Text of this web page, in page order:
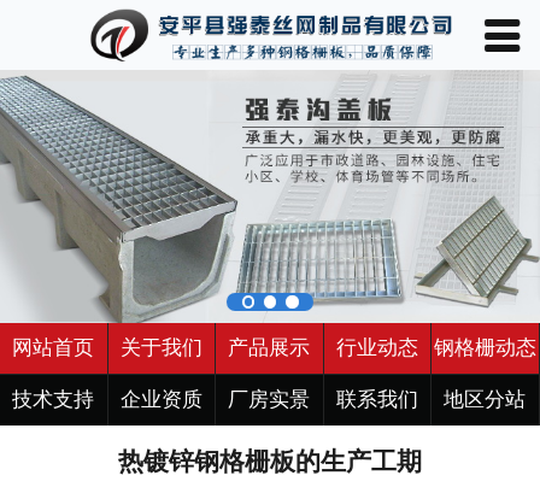
 网站首页
关于我们
产品展示
钢格栅动态
技术支持
企业资质
厂房实景
󰀥
网站首页 关于我们 产品展示 行业动态 钢格栅动态
技术支持 企业资质 厂房实景 联系我们 地区分站
热镀锌钢格栅板的生产工期